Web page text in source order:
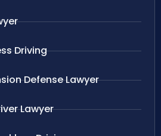
Driving
Defense Lawyer
Lawyer